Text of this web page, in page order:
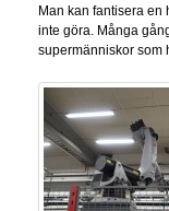
Man kan fantisera en
inte göra. Många
supermänniskor som